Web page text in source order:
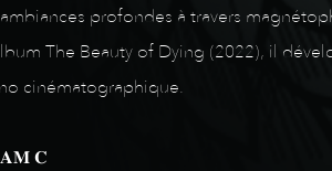
profondes à travers
The Beauty of Dying (2022), il
cinématographique.
𝐂